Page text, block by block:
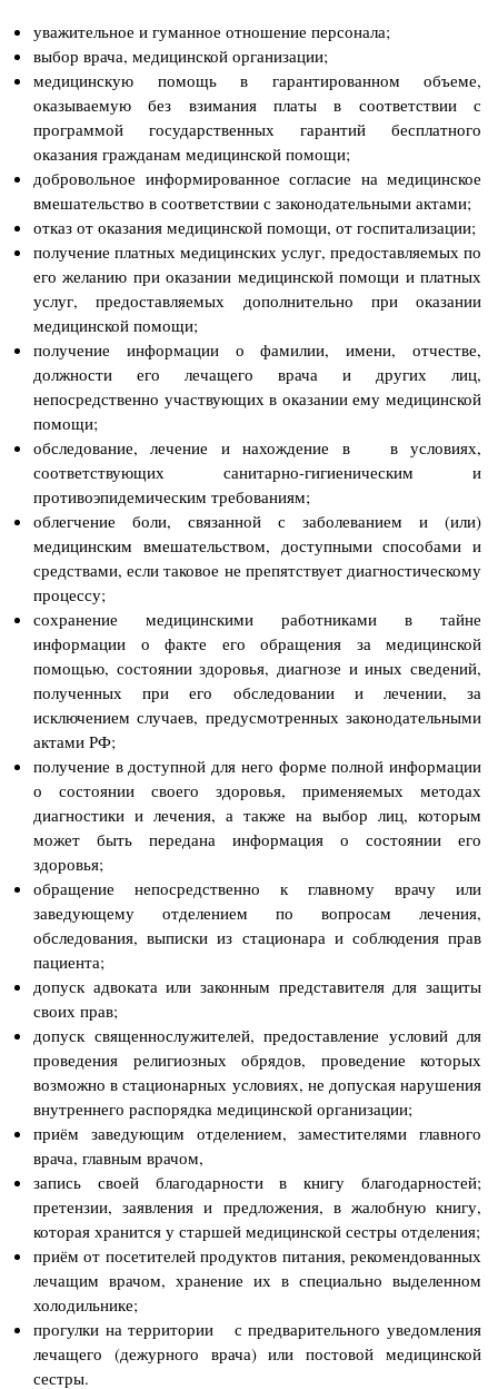
уважительное и гуманное отношение персонала;
выбор врача, медицинской организации;
медицинскую помощь в гарантированном объеме,
оказываемую без взимания платы в соответствии с
программой государственных гарантий бесплатного
оказания гражданам медицинской помощи;
добровольное информированное согласие на медицинское
вмеша­тельство в соответствии с законодательными актами;
отказ от оказания медицинской помощи, от госпитализации;
получение платных медицинских услуг, предоставляемых по
его желанию при оказании медицинской помощи и платных
услуг, предоставляемых дополнительно при оказании
медицинской помощи;
получение информации о фамилии, имени, отчестве,
должности его лечащего врача и других лиц,
непосредственно участвующих в оказании ему медицинской
помощи;
обследование, лечение и нахождение в в условиях,
соответствующих санитарно-гигиеническим и
противоэпидемическим требованиям;
облегчение боли, связанной с заболеванием и (или)
медицинским вмешательством, доступными способами и
средствами, если таковое не пре­пятствует диагностическому
процессу;
сохранение медицинскими работниками в тайне
информации о факте его обращения за медицинской
помощью, состоянии здоровья, диагнозе и иных сведений,
полученных при его обследовании и лечении, за
исключением случаев, предусмотренных законодательными
актами РФ;
получение в доступной для него форме полной информации
о состоянии своего здоровья, применяемых методах
диагностики и лечения, а также на выбор лиц, которым
может быть передана информация о состоянии его
здоровья;
обращение непосредственно к главному врачу или
заведующему отделением по вопросам лечения,
обследования, выписки из стационара и соблюдения прав
пациента;
допуск адвоката или законным представителя для защиты
своих прав;
допуск священнослужителей, предоставление условий для
проведения религиозных обрядов, проведение которых
возможно в стационарных условиях, не допуская нарушения
внутреннего распорядка медицинской организации;
приём заведующим отделением, заместителями главного
врача, главным врачом,
запись своей благодарности в книгу благодарностей;
претензии, заявления и предложения, в жалобную книгу,
которая хранится у старшей медицинской сестры отделения;
приём от посетителей продуктов питания, рекомендованных
лечащим врачом, хранение их в специально выделенном
холодильнике;
прогулки на территории с предварительного уведомления
лечащего (дежурного врача) или постовой медицинской
сестры.